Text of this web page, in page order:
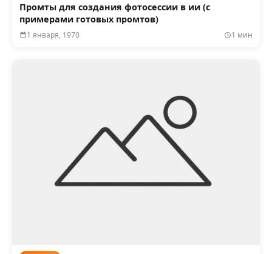
Промты для создания фотосессии в ии (с
примерами готовых промтов)
1 января, 1970 1 мин